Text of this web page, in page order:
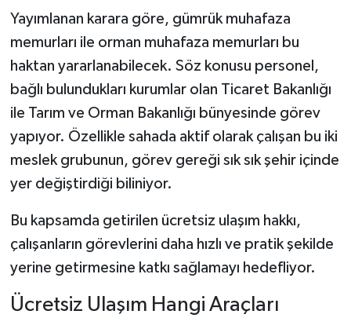
Yayımlanan karara göre, gümrük muhafaza
memurları ile orman muhafaza memurları bu
haktan yararlanabilecek. Söz konusu personel,
bağlı bulundukları kurumlar olan Ticaret Bakanlığı
ile Tarım ve Orman Bakanlığı bünyesinde görev
yapıyor. Özellikle sahada aktif olarak çalışan bu iki
meslek grubunun, görev gereği sık sık şehir içinde
yer değiştirdiği biliniyor.
Bu kapsamda getirilen ücretsiz ulaşım hakkı,
çalışanların görevlerini daha hızlı ve pratik şekilde
yerine getirmesine katkı sağlamayı hedefliyor.
Ücretsiz Ulaşım Hangi Araçları